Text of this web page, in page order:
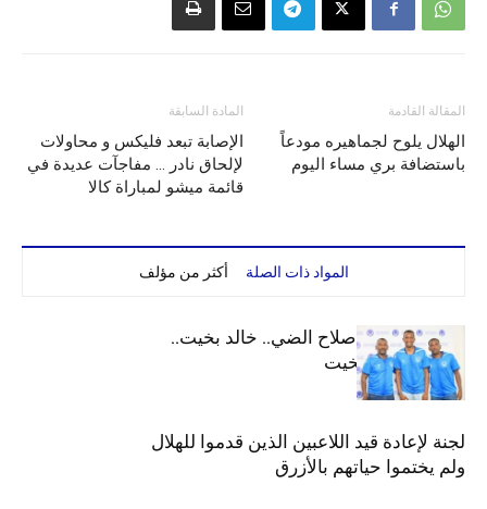
المادة السابقة
الإصابة تبعد فليكس و محاولات
لإلحاق نادر … مفاجآت عديدة في
قائمة ميشو لمباراة كالا
المقالة القادمة
الهلال يلوح لجماهيره مودعاً
باستضافة بري مساء اليوم
المواد ذات الصلة أكثر من مؤلف
الهلال يعيد قيد صلاح الضي.. خالد بخيت..
جوليت وعمر بخيت
لجنة لإعادة قيد اللاعبين الذين قدموا للهلال
ولم يختموا حياتهم بالأزرق